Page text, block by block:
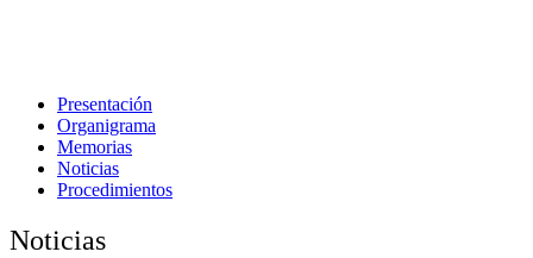
Presentación
Organigrama
Memorias
Noticias
Procedimientos
Noticias